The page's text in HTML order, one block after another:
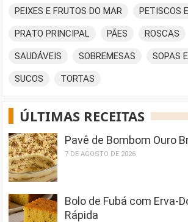
PEIXES E FRUTOS DO MAR PETISCOS
PRATO PRINCIPAL PÃES ROSCAS
SAUDÁVEIS SOBREMESAS SOPAS
SUCOS TORTAS
ÚLTIMAS RECEITAS
Pavê de Bombom Ouro
7 DE AGOSTO DE 2026
Bolo de Fubá com Erva-
Rápida